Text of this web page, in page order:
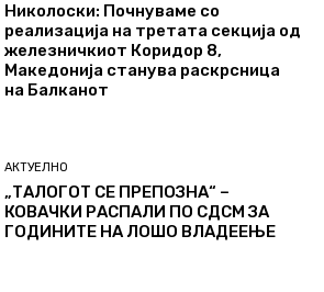
Николоски: Почнуваме со
реализација на третата секција од
железничкиот Коридор 8,
Македонија станува раскрсница
на Балканот
АКТУЕЛНО
„ТАЛОГОТ СЕ ПРЕПОЗНА“ –
КОВАЧКИ РАСПАЛИ ПО СДСМ ЗА
ГОДИНИТЕ НА ЛОШО ВЛАДЕЕЊЕ